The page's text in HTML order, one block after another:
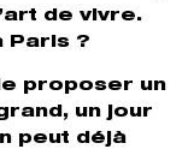
de vivre.
Paris ?
proposer un
un jour
peut déjà